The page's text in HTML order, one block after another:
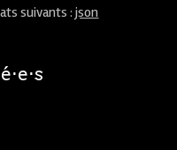
suivants :json